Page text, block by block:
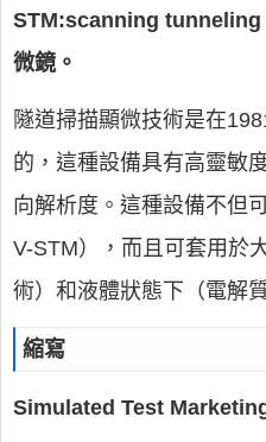
STM:scanning
微鏡。
隧道掃描顯微技術是在
的，這種設備具有高靈敏
向解析度。這種設備不但
V-STM），而且可套用於
術）和液體狀態下（電解
縮寫
Simulated Test